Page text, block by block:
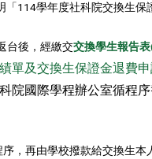
「114學年度社科院交換生保
台後，經繳交交換學生報告表
單及交換生保證金退費
院國際學程辦公室循程
再由學校撥款給交換生本